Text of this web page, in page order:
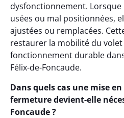
dysfonctionnement.
usées ou mal positionnées,
ajustées ou remplacées.
restaurer la mobilité du
fonctionnement durable
Félix-de-Foncaude.
Dans quels cas une mise
fermeture devient-elle
Foncaude ?